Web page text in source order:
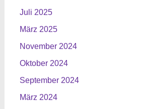
Juli 2025
März 2025
November 2024
Oktober 2024
September 2024
März 2024